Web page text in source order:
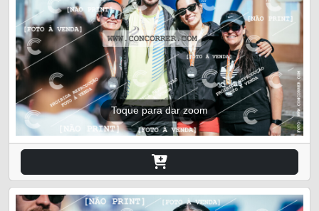
Toque para dar zoom